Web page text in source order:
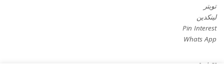
تويتر
لينكدين
Pin Interest
Whats App
[ad_2]